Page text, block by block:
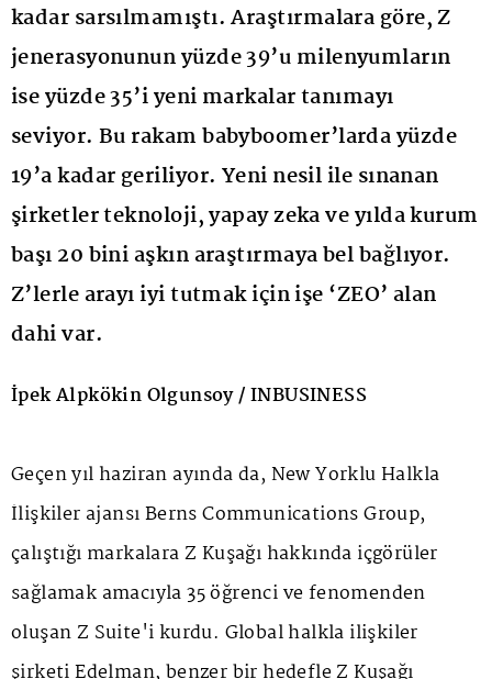
kadar sarsılmamıştı. Araştırmalara göre, Z
jenerasyonunun yüzde 39’u milenyumların
ise yüzde 35’i yeni markalar tanımayı
seviyor. Bu rakam babyboomer’larda yüzde
19’a kadar geriliyor. Yeni nesil ile sınanan
şirketler teknoloji, yapay zeka ve yılda kurum
başı 20 bini aşkın araştırmaya bel bağlıyor.
Z’lerle arayı iyi tutmak için işe ‘ZEO’ alan
dahi var.
İpek Alpkökin Olgunsoy / INBUSINESS
Geçen yıl haziran ayında da, New Yorklu Halkla
İlişkiler ajansı Berns Communications Group,
çalıştığı markalara Z Kuşağı hakkında içgörüler
sağlamak amacıyla 35 öğrenci ve fenomenden
oluşan Z Suite'i kurdu. Global halkla ilişkiler
şirketi Edelman, benzer bir hedefle Z Kuşağı